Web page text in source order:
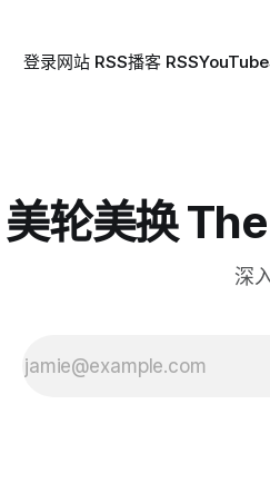
登录网站 RSS播客 RSSYouTube
美轮美换
深